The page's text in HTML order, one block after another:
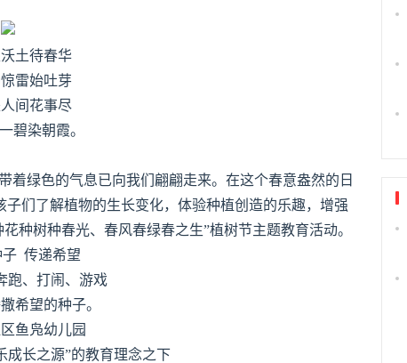
土待春华
雷始吐芽
间花事尽
碧染朝霞。
着绿色的气息已向我们翩翩走来。在这个春意盎然的日
们了解植物的生长变化，体验种植创造的乐趣，增强
种树种春光、春风春绿春之生”植树节主题教育活动。
子 传递希望
跑、打闹、游戏
希望的种子。
鱼凫幼儿园
成长之源”的教育理念之下